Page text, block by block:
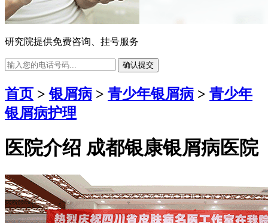
研究院提供免费咨询、挂号服务
确认提交
首页 >银屑病 > 青少年银屑病 > 青少年
银屑病护理
医院介绍 成都银康银屑病医院